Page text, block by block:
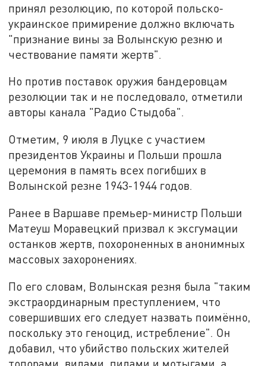
принял резолюцию, по которой польско-
украинское примирение должно включать
"признание вины за Волынскую резню и
чествование памяти жертв".
Но против поставок оружия бандеровцам
резолюции так и не последовало, отметили
авторы канала "Радио Стыдоба".
Отметим, 9 июля в Луцке с участием
президентов Украины и Польши прошла
церемония в память всех погибших в
Волынской резне 1943-1944 годов.
Ранее в Варшаве премьер-министр Польши
Матеуш Моравецкий призвал к эксгумации
останков жертв, похороненных в анонимных
массовых захоронениях.
По его словам, Волынская резня была "таким
экстраординарным преступлением, что
совершивших его следует назвать поимённо,
поскольку это геноцид, истребление". Он
добавил, что убийство польских жителей
топорами, вилами, пилами и мотыгами, а